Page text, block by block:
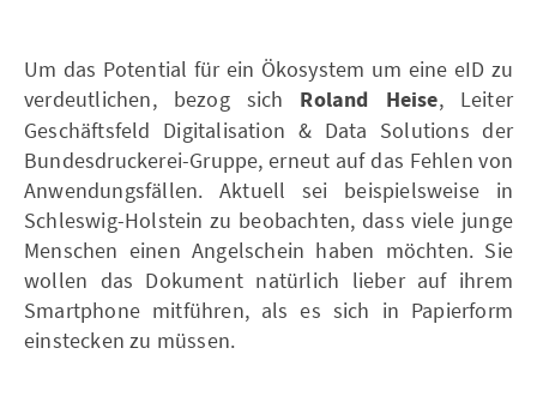
Um das Potential für ein Ökosystem um eine eID zu
verdeutlichen, bezog sich
Roland Heise, Leiter
Geschäftsfeld Digitalisation & Data Solutions der
Bundesdruckerei-Gruppe, erneut auf das Fehlen von
Anwendungsfällen. Aktuell sei beispielsweise in
Schleswig-Holstein zu beobachten, dass viele junge
Menschen einen Angelschein haben möchten. Sie
wollen das Dokument natürlich lieber auf ihrem
Smartphone mitführen, als es sich in Papierform
einstecken zu müssen.